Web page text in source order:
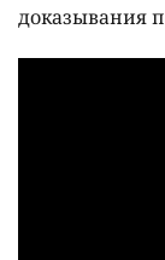
доказывания